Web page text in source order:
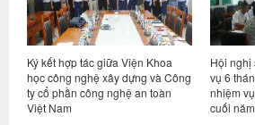
Viện Khoa
dựng và Công
an toàn
Hội nghị sơ kết thực hiện nhiệm
vụ 6 tháng đầu năm và triển khai
nhiệm vụ kế hoạch các tháng